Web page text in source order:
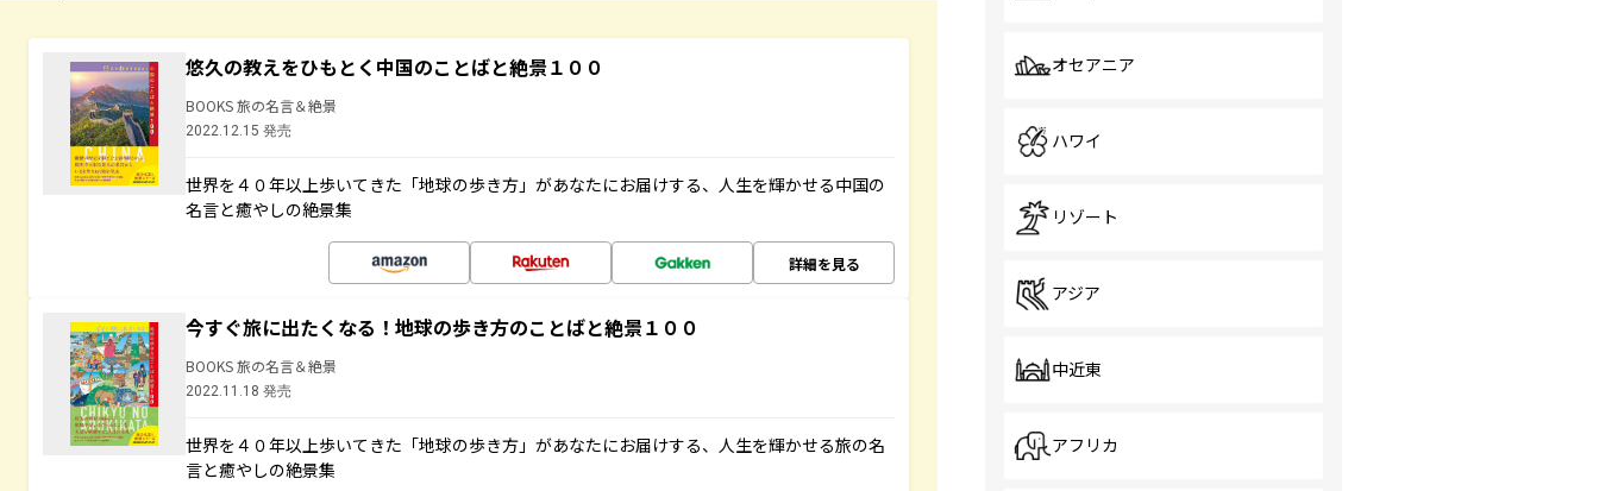
悠久の教えをひもとく中国のことばと絶景１００
BOOKS 旅の名言＆絶景
2022.12.15 発売
世界を４０年以上歩いてきた「地球の歩き方」があなたにお届けする、人生を輝かせる中国の
名言と癒やしの絶景集
詳細を見る
今すぐ旅に出たくなる！地球の歩き方のことばと絶景１００
BOOKS 旅の名言＆絶景
2022.11.18 発売
世界を４０年以上歩いてきた「地球の歩き方」があなたにお届けする、人生を輝かせる旅の名
言と癒やしの絶景集
オセアニア
ハワイ
リゾート
アジア
中近東
アフリカ